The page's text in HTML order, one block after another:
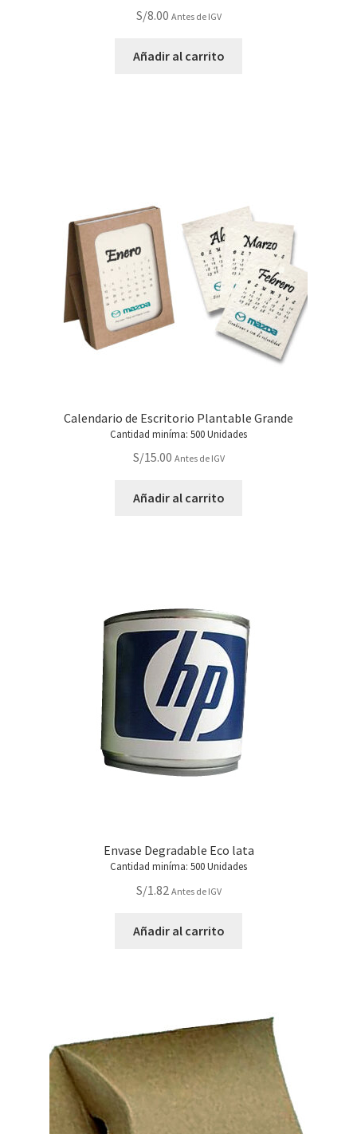
S/8.00 Antes de IGV
Añadir al carrito
Calendario de Escritorio Plantable Grande
Cantidad miníma: 500 Unidades
S/15.00 Antes de IGV
Añadir al carrito
Envase Degradable Eco lata
Cantidad miníma: 500 Unidades
S/1.82 Antes de IGV
Añadir al carrito